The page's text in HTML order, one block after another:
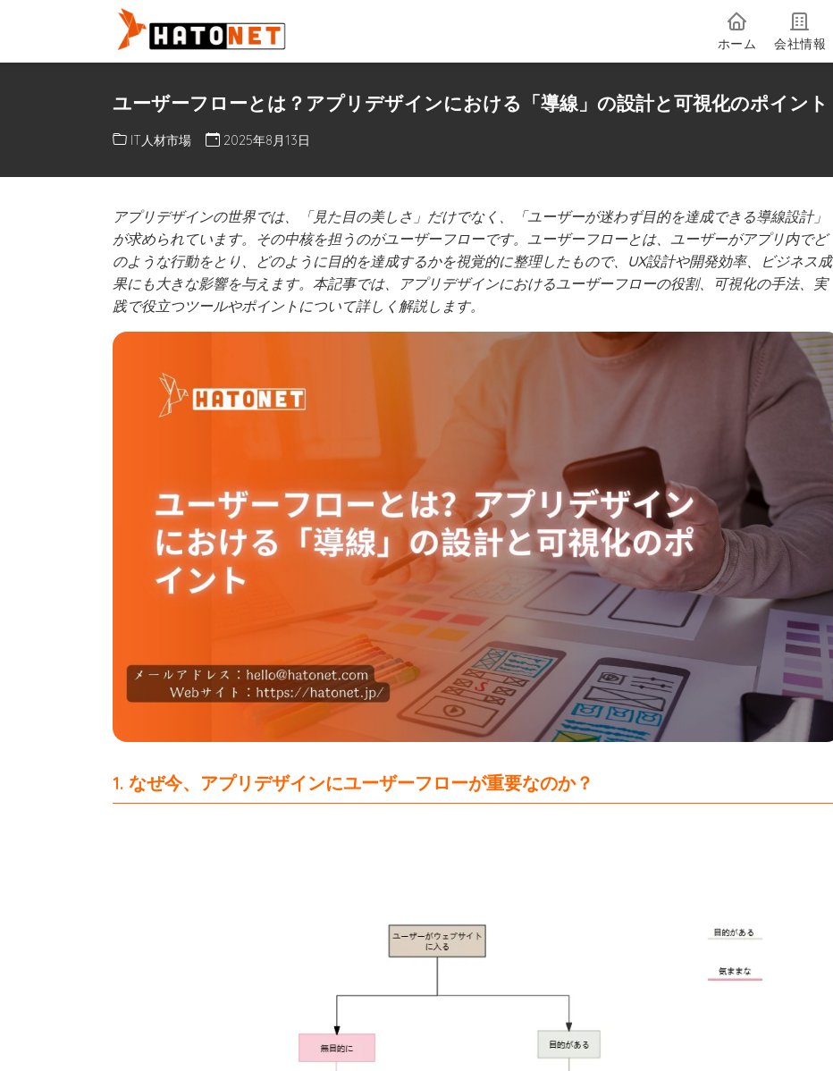
ホーム 会社情報
ユーザーフローとは？アプリデザインにおける「導線」の設計と可視化のポイント
IT人材市場 2025年8月13日
アプリデザインの世界では、「見た目の美しさ」だけでなく、「ユーザーが迷わず目的を達成できる導線設計」
が求められています。その中核を担うのがユーザーフローです。ユーザーフローとは、ユーザーがアプリ内でど
のような行動をとり、どのように目的を達成するかを視覚的に整理したもので、UX設計や開発効率、ビジネス成
果にも大きな影響を与えます。本記事では、アプリデザインにおけるユーザーフローの役割、可視化の手法、実
践で役立つツールやポイントについて詳しく解説します。
1. なぜ今、アプリデザインにユーザーフローが重要なのか？